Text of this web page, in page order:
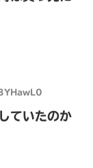
ていたのか